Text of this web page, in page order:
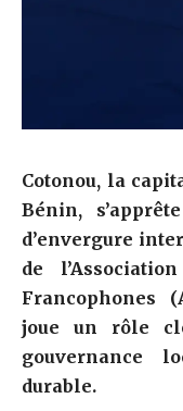
Cotonou, la
Bénin,
d’envergure
de
Francophones
joue un rôle
gouvernance
durable.